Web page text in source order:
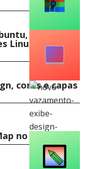
Fedora,
Linux com
cores e capas
no Linux!